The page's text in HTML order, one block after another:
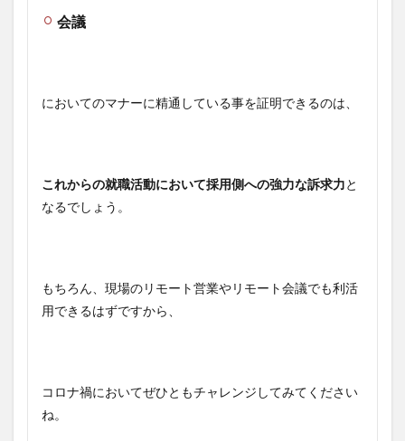
会議
においてのマナーに精通している事を証明できるのは、
これからの就職活動において採用側への強力な訴求力と
なるでしょう。
もちろん、現場のリモート営業やリモート会議でも利活
用できるはずですから、
コロナ禍においてぜひともチャレンジしてみてください
ね。